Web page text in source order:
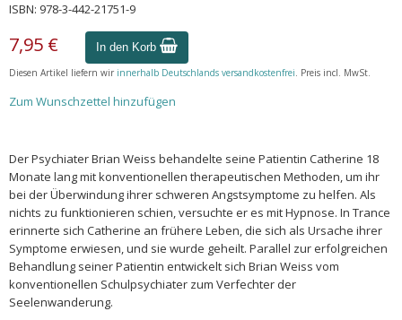
ISBN: 978-3-442-21751-9
7,95 € In den Korb
Diesen Artikel liefern wir innerhalb Deutschlands versandkostenfrei. Preis incl. MwSt.
Zum Wunschzettel hinzufügen
Der Psychiater Brian Weiss behandelte seine Patientin Catherine 18
Monate lang mit konventionellen therapeutischen Methoden, um ihr
bei der Überwindung ihrer schweren Angstsymptome zu helfen. Als
nichts zu funktionieren schien, versuchte er es mit Hypnose. In Trance
erinnerte sich Catherine an frühere Leben, die sich als Ursache ihrer
Symptome erwiesen, und sie wurde geheilt. Parallel zur erfolgreichen
Behandlung seiner Patientin entwickelt sich Brian Weiss vom
konventionellen Schulpsychiater zum Verfechter der
Seelenwanderung.